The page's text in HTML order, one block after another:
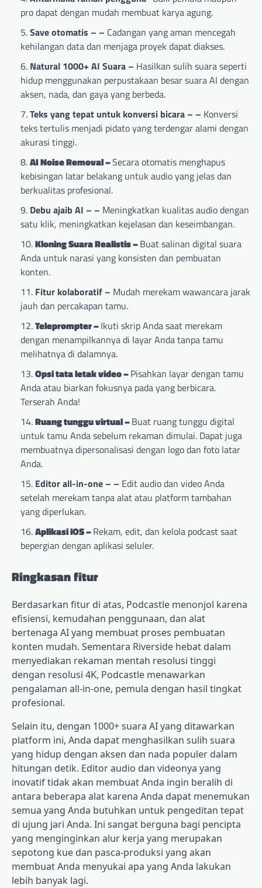
pro dapat dengan mudah membuat karya agung.
Save otomatis – – Cadangan yang aman mencegah
kehilangan data dan menjaga proyek dapat diakses.
Natural 1000+ AI Suara – Hasilkan sulih suara seperti
hidup menggunakan perpustakaan besar suara AI dengan
aksen, nada, dan gaya yang berbeda.
Teks yang tepat untuk konversi bicara – – Konversi
teks tertulis menjadi pidato yang terdengar alami dengan
akurasi tinggi.
AI Noise Removal –Secara otomatis menghapus
kebisingan latar belakang untuk audio yang jelas dan
berkualitas profesional.
Debu ajaib AI – – Meningkatkan kualitas audio dengan
satu klik, meningkatkan kejelasan dan keseimbangan.
Kloning Suara Realistis –Buat salinan digital suara
Anda untuk narasi yang konsisten dan pembuatan
konten.
Fitur kolaboratif – Mudah merekam wawancara jarak
jauh dan percakapan tamu.
Teleprompter –Ikuti skrip Anda saat merekam
dengan menampilkannya di layar Anda tanpa tamu
melihatnya di dalamnya.
Opsi tata letak video –Pisahkan layar dengan tamu
Anda atau biarkan fokusnya pada yang berbicara.
Terserah Anda!
Ruang tunggu virtual –Buat ruang tunggu digital
untuk tamu Anda sebelum rekaman dimulai. Dapat juga
membuatnya dipersonalisasi dengan logo dan foto latar
Anda.
Editor all-in-one – – Edit audio dan video Anda
setelah merekam tanpa alat atau platform tambahan
yang diperlukan.
Aplikasi iOS –Rekam, edit, dan kelola podcast saat
bepergian dengan aplikasi seluler.
Ringkasan fitur
Berdasarkan fitur di atas, Podcastle menonjol karena
efisiensi, kemudahan penggunaan, dan alat
bertenaga AI yang membuat proses pembuatan
konten mudah. Sementara Riverside hebat dalam
menyediakan rekaman mentah resolusi tinggi
dengan resolusi 4K, Podcastle menawarkan
pengalaman all-in-one, pemula dengan hasil tingkat
profesional.
Selain itu, dengan 1000+ suara AI yang ditawarkan
platform ini, Anda dapat menghasilkan sulih suara
yang hidup dengan aksen dan nada populer dalam
hitungan detik. Editor audio dan videonya yang
inovatif tidak akan membuat Anda ingin beralih di
antara beberapa alat karena Anda dapat menemukan
semua yang Anda butuhkan untuk pengeditan tepat
di ujung jari Anda. Ini sangat berguna bagi pencipta
yang menginginkan alur kerja yang merupakan
sepotong kue dan pasca-produksi yang akan
membuat Anda menyukai apa yang Anda lakukan
lebih banyak lagi.